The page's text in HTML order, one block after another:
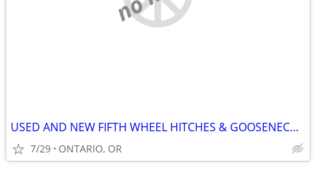
USED AND NEW FIFTH WHEEL HITCHES & GOOSENECK ADAPTERS
7/29 ONTARIO, OR